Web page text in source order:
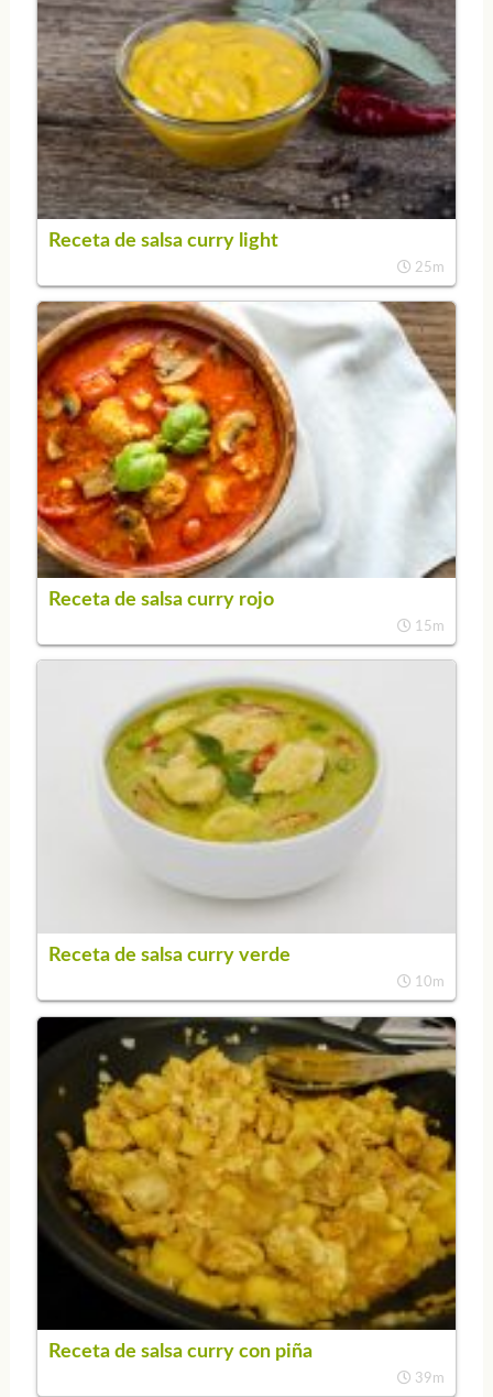
Receta de salsa curry light
25m
Receta de salsa curry rojo
15m
Receta de salsa curry verde
10m
Receta de salsa curry con piña
39m